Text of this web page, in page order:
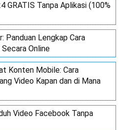
GRATIS Tanpa Aplikasi (100%
Panduan Lengkap Cara
Online
Konten Mobile: Cara
Video Kapan dan di Mana
Video Facebook Tanpa